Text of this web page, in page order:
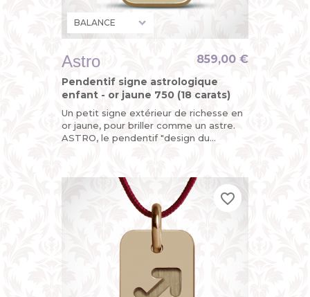
Astro
Pendentif signe astrologique
enfant - or jaune 750 (18 carats)
Un petit signe extérieur de richesse en
or jaune, pour briller comme un astre.
ASTRO, le pendentif "design du
859,00 €
favorite_border
favorite_border
favorite_border